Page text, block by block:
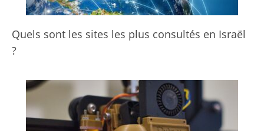
Quels sont les sites les plus consultés en Israël
?